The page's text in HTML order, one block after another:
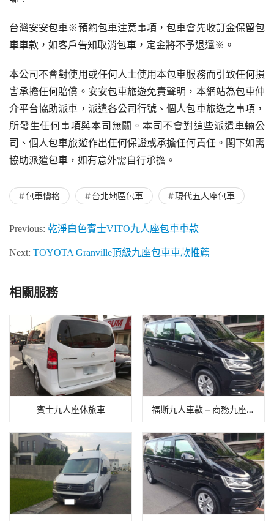
台灣安安包車※預約包車注意事項，包車會先收訂金保留包
車車款，如客戶告知取消包車，定金將不予退還※。
本公司不會對使用或任何人士使用本包車服務而引致任何損
害承擔任何賠償。安安包車旅遊免責聲明，本網站為包車仲
介平台協助派車，派遣各公司行號、個人包車旅遊之事項，
所發生任何事項與本司無關。本司不會對這些派遣車輛公
司、個人包車旅遊作出任何保證或承擔任何責任。閣下如需
協助派遣包車，如有意外需自行承擔。
包車價格 台北地區包車 現代五人座包車
Previous: 乾淨白色賓士VITO九人座包車車款
Next: TOYOTA Granville頂級九座包車車款推薦
相關服務
賓士九人座休旅車 福斯九人車款 – 商務九座包車推薦